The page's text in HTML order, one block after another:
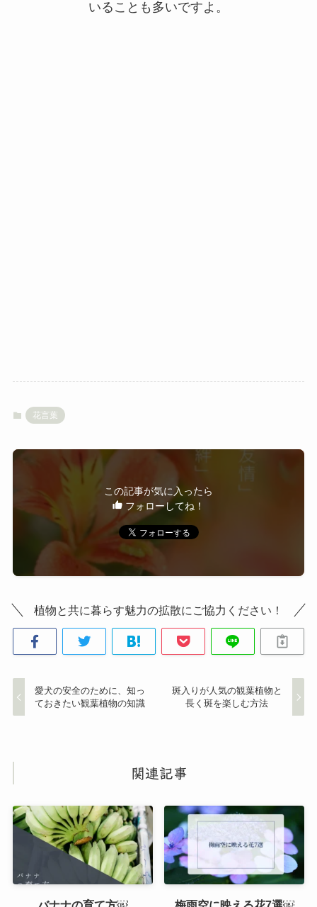
いることも多いですよ。
花言葉
この記事が気に入ったら
フォローしてね！
植物と共に暮らす魅力の拡散にご協力ください！
愛犬の安全のために、知っ
ておきたい観葉植物の知識
斑入りが人気の観葉植物と
長く斑を楽しむ方法
関連記事